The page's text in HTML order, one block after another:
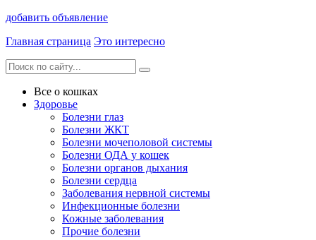
добавить объявление
Главная страница Это интересно
Все о кошках
Здоровье
Болезни глаз
Болезни ЖКТ
Болезни мочеполовой системы
Болезни ОДА у кошек
Болезни органов дыхания
Болезни сердца
Заболевания нервной системы
Инфекционные болезни
Кожные заболевания
Прочие болезни